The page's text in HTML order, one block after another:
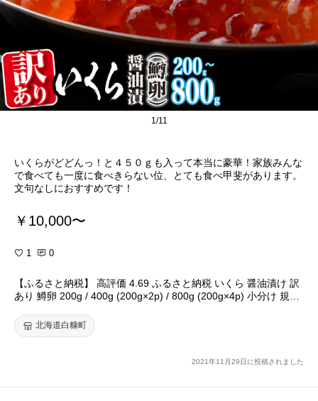
1/11
いくらがどどんっ！と４５０ｇも入って本当に豪華！家族みんな
で食べても一度に食べきらない位、とても食べ甲斐があります。
文句なしにおすすめです！
￥10,000〜
1 0
【ふるさと納税】 高評価 4.69 ふるさと納税 いくら 醤油漬け 訳
あり 鱒卵 200g / 400g (200g×2p) / 800g (200g×4p) 小分け 規格
魚卵 海鮮 北海道 白糠町
北海道白糠町
2021年11月29日に投稿されました